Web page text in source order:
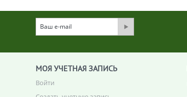
МОЯ УЧЕТНАЯ ЗАПИСЬ
Войти